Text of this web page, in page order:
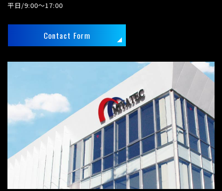
平日/9:00～17:00
Contact Form